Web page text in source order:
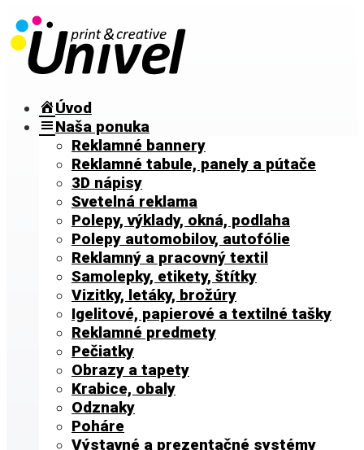
Úvod
Naša ponuka
Reklamné bannery
Reklamné tabule, panely a pútače
3D nápisy
Svetelná reklama
Polepy, výklady, okná, podlaha
Polepy automobilov, autofólie
Reklamný a pracovný textil
Samolepky, etikety, štítky
Vizitky, letáky, brožúry
Igelitové, papierové a textilné tašky
Reklamné predmety
Pečiatky
Obrazy a tapety
Krabice, obaly
Odznaky
Poháre
Výstavné a prezentačné systémy